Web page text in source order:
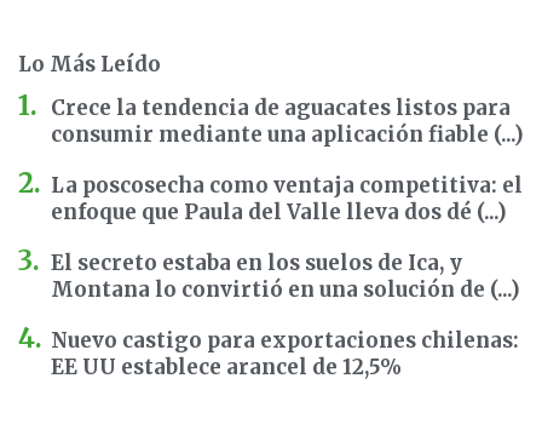
Lo Más Leído
Crece la tendencia de aguacates listos para
consumir mediante una aplicación fiable (...)
La poscosecha como ventaja competitiva: el
enfoque que Paula del Valle lleva dos dé (...)
El secreto estaba en los suelos de Ica, y
Montana lo convirtió en una solución de (...)
Nuevo castigo para exportaciones chilenas:
EE UU establece arancel de 12,5%